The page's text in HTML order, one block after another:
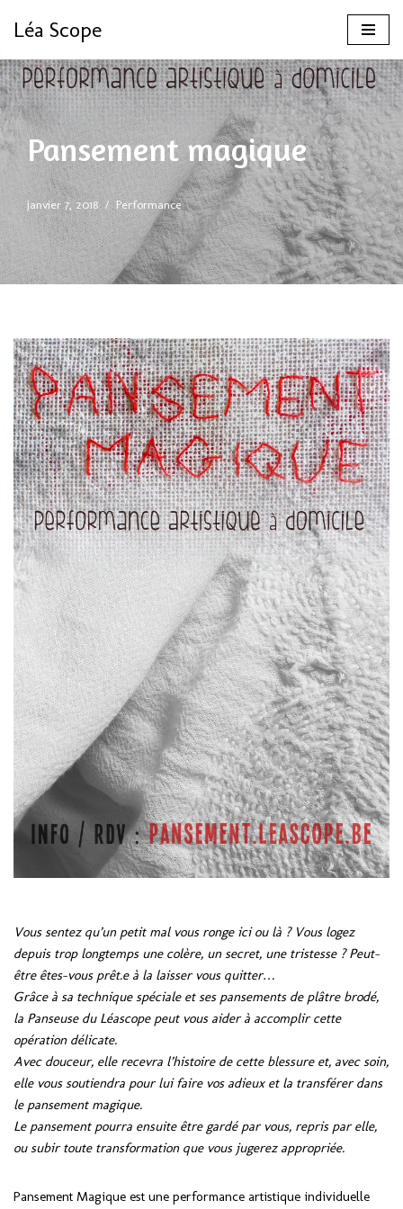
au
contenu
Léa Scope
Pansement magique
janvier 7, 2018 Performance
Vous sentez qu’un petit mal vous ronge ici ou là ? Vous logez
depuis trop longtemps une colère, un secret, une tristesse ? Peut-
être êtes-vous prêt.e à la laisser vous quitter…
Grâce à sa technique spéciale et ses pansements de plâtre brodé,
la Panseuse du Léascope peut vous aider à accomplir cette
opération délicate.
Avec douceur, elle recevra l’histoire de cette blessure et, avec soin,
elle vous soutiendra pour lui faire vos adieux et la transférer dans
le pansement magique.
Le pansement pourra ensuite être gardé par vous, repris par elle,
ou subir toute transformation que vous jugerez appropriée.
Pansement Magique est une performance artistique individuelle